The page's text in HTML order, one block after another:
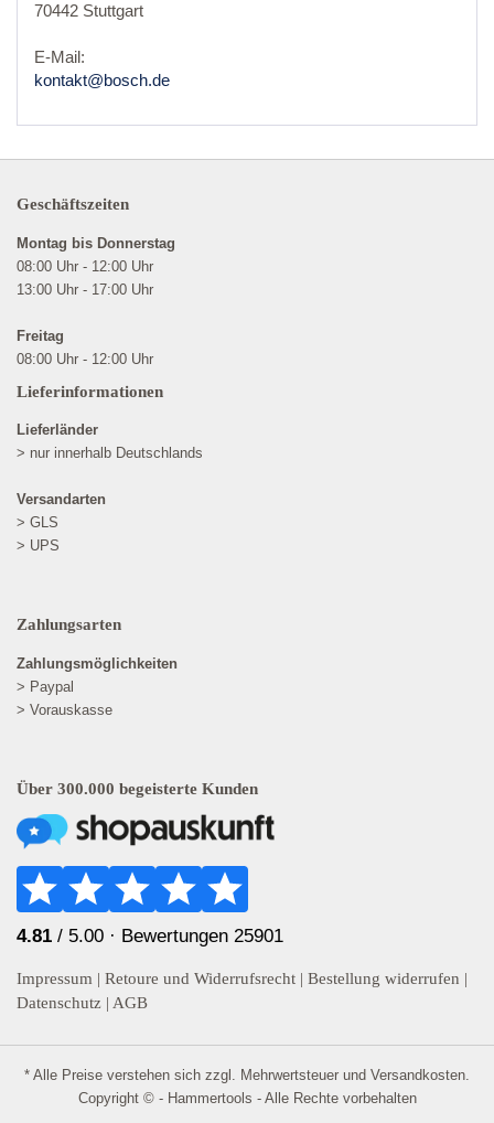
70442 Stuttgart
E-Mail:
kontakt@bosch.de
Geschäftszeiten
Montag bis Donnerstag
08:00 Uhr - 12:00 Uhr
13:00 Uhr - 17:00 Uhr
Freitag
08:00 Uhr - 12:00 Uhr
Lieferinformationen
Lieferländer
> nur innerhalb Deutschlands
Versandarten
> GLS
> UPS
Zahlungsarten
Zahlungsmöglichkeiten
> Paypal
> Vorauskasse
Über 300.000 begeisterte Kunden
4.81 / 5.00 · Bewertungen 25901
Impressum | Retoure und Widerrufsrecht | Bestellung widerrufen |
Datenschutz | AGB
* Alle Preise verstehen sich zzgl. Mehrwertsteuer und Versandkosten.
Copyright © - Hammertools - Alle Rechte vorbehalten